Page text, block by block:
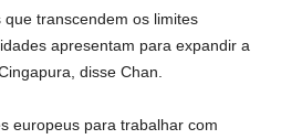
transcendem os limites
apresentam para expandir a
disse Chan.
europeus para trabalhar com